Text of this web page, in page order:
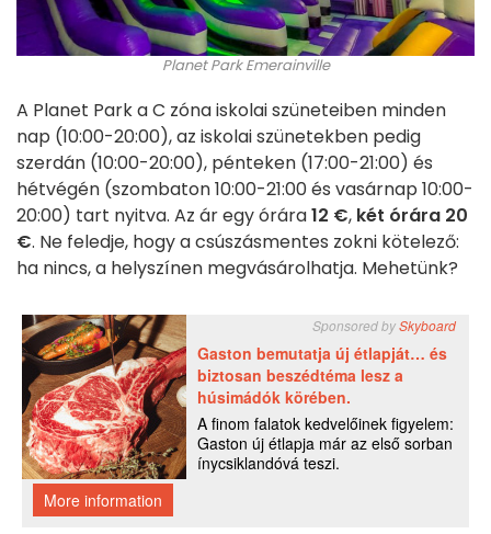
Planet Park Emerainville
A Planet Park a C zóna iskolai szüneteiben minden
nap (10:00-20:00), az iskolai szünetekben pedig
szerdán (10:00-20:00), pénteken (17:00-21:00) és
hétvégén (szombaton 10:00-21:00 és vasárnap 10:00-
20:00) tart nyitva. Az ár egy órára12 €, két órára 20
€. Ne feledje, hogy a csúszásmentes zokni kötelező:
ha nincs, a helyszínen megvásárolhatja. Mehetünk?